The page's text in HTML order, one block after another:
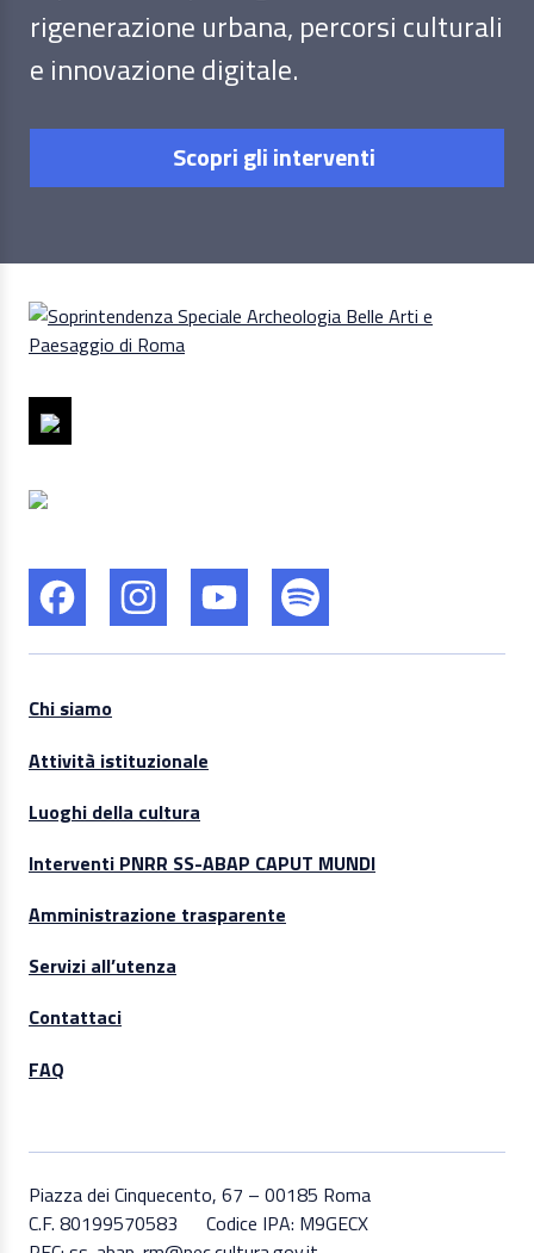
rigenerazione urbana, percorsi culturali
e innovazione digitale.
Scopri gli interventi
Chi siamo
Attività istituzionale
Luoghi della cultura
Interventi PNRR SS-ABAP CAPUT MUNDI
Amministrazione trasparente
Servizi all’utenza
Contattaci
FAQ
Piazza dei Cinquecento, 67 – 00185 Roma
C.F. 80199570583
Codice IPA: M9GECX